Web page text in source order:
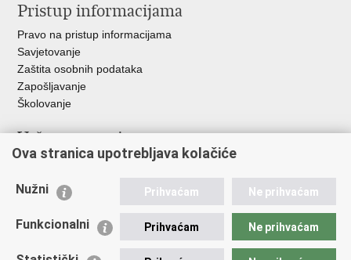
Pristup informacijama
Pravo na pristup informacijama
Savjetovanje
Zaštita osobnih podataka
Zapošljavanje
Školovanje
Važne poveznice
Ministarstvo unutarnjih poslova
Udruge
Policijska akademija
Ova stranica upotrebljava kolačiće
Nužni Prihvaćam Ne prihvaćam
Funkcionalni Prihvaćam Ne prihvaćam